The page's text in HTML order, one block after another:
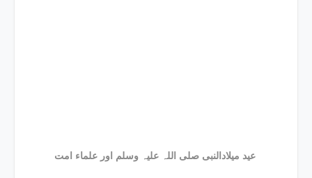
عید میلادالنبی صلی اللہ علیہ وسلم اور علماء امت